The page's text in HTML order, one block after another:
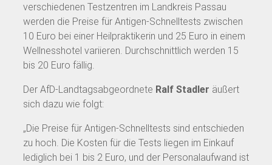
verschiedenen Testzentren im Landkreis Passau
werden die Preise für Antigen-Schnelltests zwischen
10 Euro bei einer Heilpraktikerin und 25 Euro in einem
Wellnesshotel variieren. Durchschnittlich werden 15
bis 20 Euro fällig.
Der AfD-Landtagsabgeordnete Ralf Stadler äußert
sich dazu wie folgt:
„Die Preise für Antigen-Schnelltests sind entschieden
zu hoch. Die Kosten für die Tests liegen im Einkauf
lediglich bei 1 bis 2 Euro, und der Personalaufwand ist